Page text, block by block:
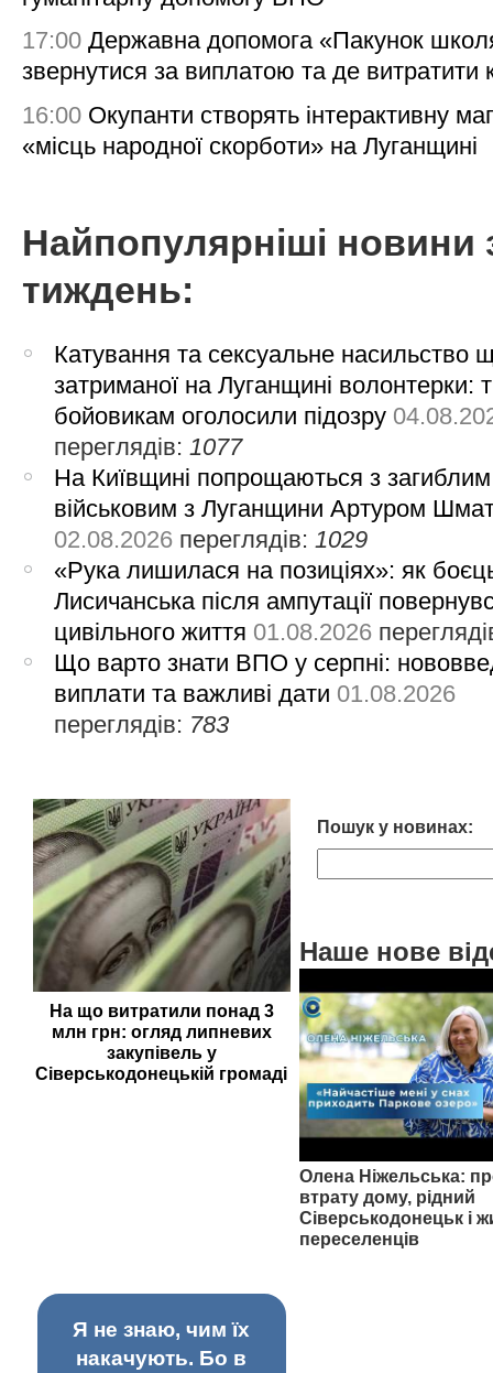
17:00 Державна допомога «Пакунок
звернутися за виплатою та де витратити
16:00 Окупанти створять інтерактивну
«місць народної скорботи» на Луганщині
Найпопулярніші новини
тиждень:
Катування та сексуальне насильство
затриманої на Луганщині волонтерки:
бойовикам оголосили підозру
переглядів: 1077
На Київщині попрощаються з загиблим
військовим з Луганщини Артуром
02.08.2026 переглядів: 1029
«Рука лишилася на позиціях»: як
Лисичанська після ампутації
цивільного життя 01.08.2026
Що варто знати ВПО у серпні:
виплати та важливі дати 01.08.2026
переглядів: 783
На що витратили понад 3
млн грн: огляд липневих
закупівель у
Сіверськодонецькій громаді
Пошук у новинах:
Наше нове
Олена Ніжельська:
втрату дому, рідний
Сіверськодонецьк і
переселенців
Я не знаю, чим їх
накачують. Бо в